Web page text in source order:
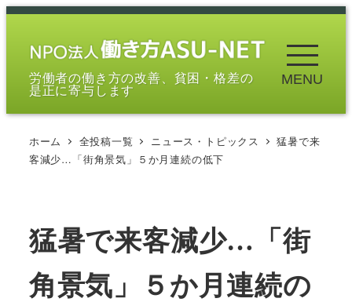
メ
労働者の働き方の改善、貧困・格差の
是正に寄与します
MENU
ホーム 全投稿一覧 ニュース・トピックス
猛暑で来
客減少…「街角景気」５か月連続の低下
猛暑で来客減少…「街
角景気」５か月連続の